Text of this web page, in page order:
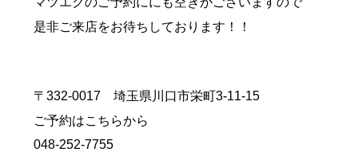
是非ご来店をお待ちしております！！
〒332-0017 埼玉県川口市栄町3-11-15
ご予約はこちらから
048-252-7755